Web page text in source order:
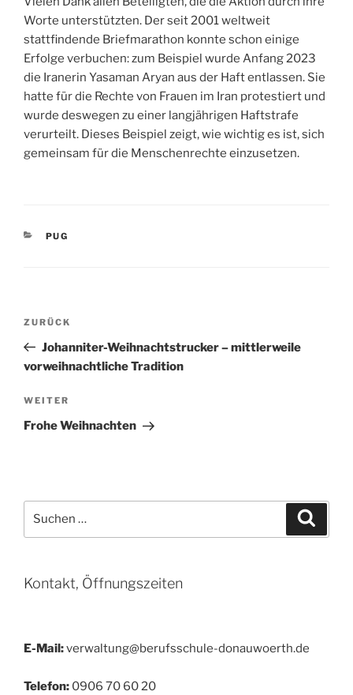
Worte unterstützten. Der seit 2001 weltweit
stattfindende Briefmarathon konnte schon einige
Erfolge verbuchen: zum Beispiel wurde Anfang 2023
die Iranerin Yasaman Aryan aus der Haft entlassen. Sie
hatte für die Rechte von Frauen im Iran protestiert und
wurde deswegen zu einer langjährigen Haftstrafe
verurteilt. Dieses Beispiel zeigt, wie wichtig es ist, sich
gemeinsam für die Menschenrechte einzusetzen.
KATEGORIEN
PUG
Beitragsnavigation
Vorheriger
Beitrag
ZURÜCK
Johanniter-Weihnachtstrucker – mittlerweile
vorweihnachtliche Tradition
Nächster
Beitrag
WEITER
Frohe Weihnachten
nach:
Kontakt, Öffnungszeiten
E-Mail:verwaltung@berufsschule-donauwoerth.de
Telefon: 0906 70 60 20